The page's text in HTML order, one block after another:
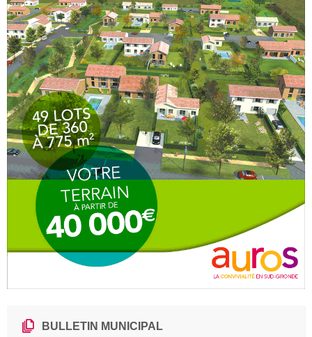
BULLETIN MUNICIPAL